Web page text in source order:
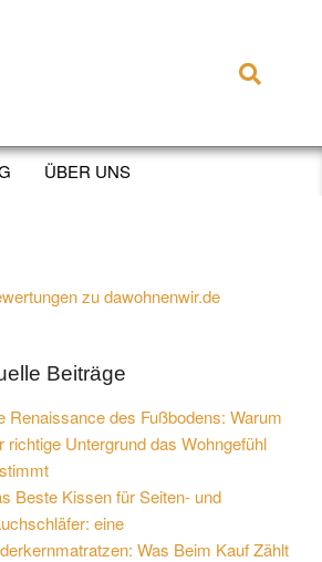
ÜBER UNS
Beiträge
Renaissance des Fußbodens: Warum
richtige Untergrund das Wohngefühl
Beste Kissen für Seiten- und
eine
Was Beim Kauf Zählt